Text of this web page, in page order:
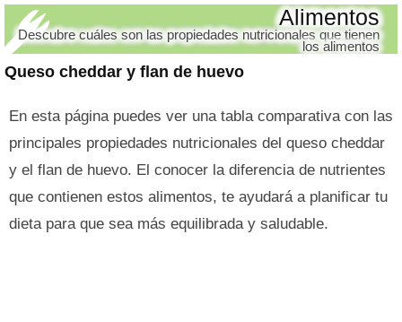
Queso cheddar y flan de huevo
Alimentos
Descubre cuáles son las propiedades nutricionales que tienen
los alimentos
En esta página puedes ver una tabla comparativa con las
principales propiedades nutricionales del queso cheddar
y el flan de huevo. El conocer la diferencia de nutrientes
que contienen estos alimentos, te ayudará a planificar tu
dieta para que sea más equilibrada y saludable.